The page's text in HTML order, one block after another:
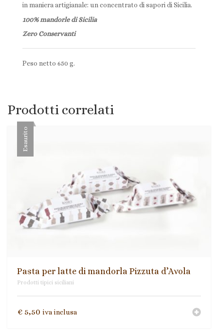
in maniera artigianale: un concentrato di sapori di Sicilia.
100% mandorle di Sicilia
Zero Conservanti
Peso netto 650 g.
Prodotti correlati
Esaurito
Pasta per latte di mandorla Pizzuta d’Avola
Prodotti tipici siciliani
€ 5,50 iva inclusa